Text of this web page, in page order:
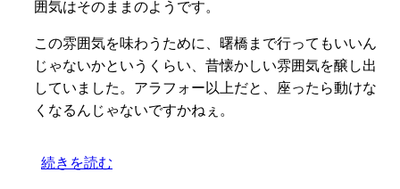
囲気はそのままのようです。
この雰囲気を味わうために、曙橋まで行ってもいいん
じゃないかというくらい、昔懐かしい雰囲気を醸し出
していました。アラフォー以上だと、座ったら動けな
くなるんじゃないですかねぇ。
続きを読む